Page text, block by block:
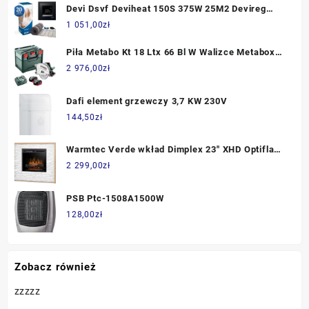
Devi Dsvf Deviheat 150S 375W 25M2 Devireg
Touch Czarny 140F0332+140F1069
1 051,00zł
Piła Metabo Kt 18 Ltx 66 Bl W Walizce Metabox
340 + 2Aku. Li-Hd 18V/5.5Ah 601866660
2 976,00zł
Dafi element grzewczy 3,7 KW 230V
144,50zł
Warmtec Verde wkład Dimplex 23" XHD Optiflame
1400W - jasny dąb
2 299,00zł
PSB Ptc-1508A1500W
128,00zł
Zobacz również
zzzzz